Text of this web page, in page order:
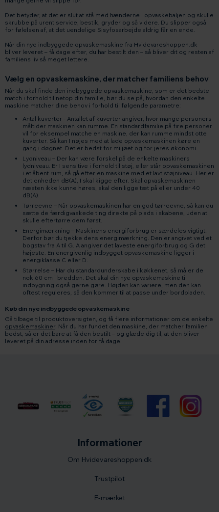
Det betyder, at det er slut at stå med hænderne i opvaskebaljen og skulle
skrubbe på urent service, bestik, gryder og så videre. Du slipper også
for følelsen af, at det uendelige Sisyfosarbejde aldrig får en ende.
Når din nye indbyggede opvaskemaskine fra Hvidevareshoppen.dk
bliver leveret – få dage efter, du har bestilt den – så bliver dit og resten af
familiens liv så meget lettere.
Vælg en opvaskemaskine, der matcher familiens behov
Når du skal finde den indbyggede opvaskemaskine, som er det bedste
match i forhold til netop din familie, bør du se på, hvordan den enkelte
maskine matcher dine behov i forhold til følgende parametre:
Antal kuverter - Antallet af kuverter angiver, hvor mange personers
måltider maskinen kan rumme. En standardfamilie på fire personer
vil for eksempel matche en maskine, der kan rumme mindst otte
kuverter. Så kan I nøjes med at lade opvaskemaskinen køre en
gang i døgnet. Det er bedst for miljøet og for jeres økonomi.
Lydniveau – Der kan være forskel på de enkelte maskiners
lydniveau. Er I sensitive i forhold til støj, eller står opvaskemaskinen
i et åbent rum, så gå efter en maskine med et lavt støjniveau. Her er
det enheden dB(A), I skal kigge efter. Skal opvaskemaskinen
næsten ikke kunne høres, skal den ligge tæt på eller under 40
dB(A).
Tørreevne – Når opvaskemaskinen har en god tørreevne, så kan du
sætte de færdigvaskede ting direkte på plads i skabene, uden at
skulle eftertørre dem først.
Energimærkning – Maskinens energiforbrug er særdeles vigtigt.
Derfor bør du tjekke dens energimærkning. Den er angivet ved et
bogstav fra A til G. A angiver det laveste energiforbrug og G det
højeste. En energivenlig indbygget opvaskemaskine ligger i
energiklasse C eller D.
Størrelse – Har du standardunderskabe i køkkenet, så måler de
nok 60 cm i bredden. Det skal din nye opvaskemaskine til
indbygning også gerne gøre. Højden kan variere, men den kan
oftest reguleres, så den kommer til at passe under bordpladen.
Køb din nye indbyggede opvaskemaskine
Gå tilbage til produktoversigten, og få flere informationer om de enkelte
opvaskemaskiner. Når du har fundet den maskine, der matcher familien
bedst, så er det bare at få den bestilt – og glæde dig til, at den bliver
leveret på din adresse inden for få dage.
Informationer
Om Hvidevareshoppen.dk
Trustpilot
E-mærket